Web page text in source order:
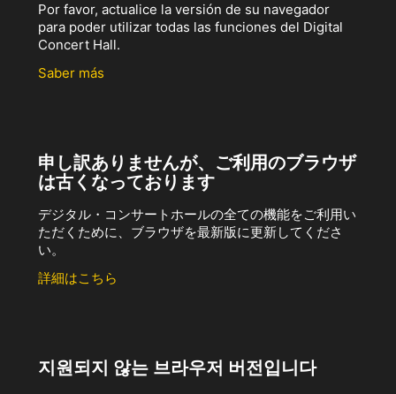
Por favor, actualice la versión de su navegador
para poder utilizar todas las funciones del Digital
Concert Hall.
Saber más
申し訳ありませんが、ご利用のブラウザ
は古くなっております
デジタル・コンサートホールの全ての機能をご利用い
ただくために、ブラウザを最新版に更新してくださ
い。
詳細はこちら
지원되지 않는 브라우저 버전입니다